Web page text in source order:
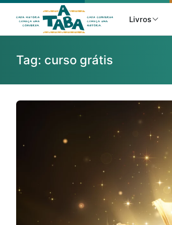
Livros
Clube de Leitores
Tag: curso grátis